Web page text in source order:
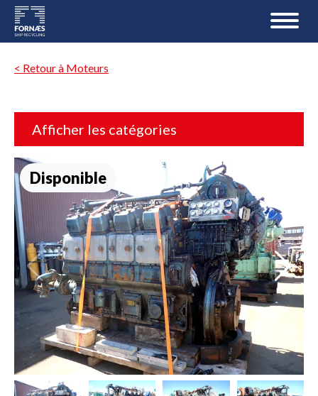
< Retour à Moteurs
Afficher les catégories
Disponible